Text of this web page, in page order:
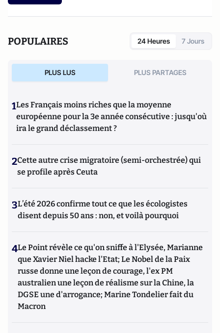
POPULAIRES 24 Heures 7 Jours
PLUS LUS PLUS PARTAGES
1Les Français moins riches que la moyenne
européenne pour la 3e année consécutive : jusqu'où
ira le grand déclassement ?
2Cette autre crise migratoire (semi-orchestrée) qui
se profile après Ceuta
3L’été 2026 confirme tout ce que les écologistes
disent depuis 50 ans : non, et voilà pourquoi
4Le Point révèle ce qu'on sniffe à l'Elysée, Marianne
que Xavier Niel hacke l'Etat; Le Nobel de la Paix
russe donne une leçon de courage, l'ex PM
australien une leçon de réalisme sur la Chine, la
DGSE une d'arrogance; Marine Tondelier fait du
Macron